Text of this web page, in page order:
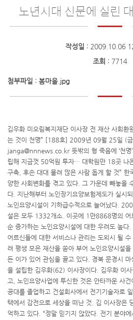
노년시대 신문에 실린
작성일 : 2009.10.06
조회 : 7714
첨부파일 : 봄마을.jpg
김우화 미오림복지재단 이사장 전 재산 사회환
는 것이 천명” [188호] 2009년 09월 25일 (
janga@nnnews.co.kr 뜻밖의 형 죽음에 ‘천명
립해 지금껏 50억원 투자… 대학원만 18곳 나
구축, 후손 대대 물려 많은 사람 돕게 할 것” 한
양한 사회변화를 겪고 있다. 그 가운데 빼놓을
다. 지난해부터 노인장기요양보험제도가 실시
노인요양시설이 기하급수적으로 늘어났다.
설은 모두 1332개소. 이곳에 1만8868명의 어
순 증가하는 노인요양시설에 대한 우려도 높다.
어르신들에 대한 서비스나 관리는 도외시 될
려 평생 모은 재산을 쏟아 부어 노인요양시설
든 이가 있어 관심을 끌고 있다. 경북 문경시
을 설립한 김우화(62) 이사장이다. 김우화 이
고, 노인요양사업에 투신한 것은 안타까운 사
공대를 졸업하고 건설회사에서 전기기술자로
택에서 감전으로 세상을 떠난 것. 김 이사장은
억하고 있다. “정말 믿기지 않았다. 전기 분야